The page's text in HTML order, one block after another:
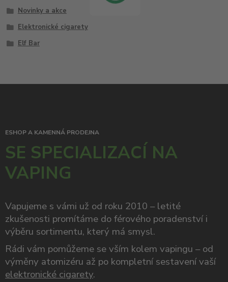
Novinky a akce
Elektronické cigarety
Elf Bar
ESHOP A KAMENNÁ PRODEJNA
SE SPECIALIZACÍ NA
VAPING
Vapujeme s vámi už od roku 2010 – letité
zkušenosti promítáme do férového poradenství i
výběru sortimentu, který má smysl.
Rádi vám pomůžeme se vším kolem vapingu – od
výměny atomizéru až po kompletní sestavení vaší
elektronické cigarety.